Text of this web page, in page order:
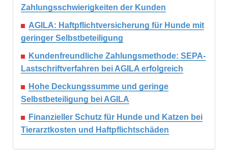
Zahlungsschwierigkeiten der Kunden
AGILA: Haftpflichtversicherung für Hunde mit
geringer Selbstbeteiligung
Kundenfreundliche Zahlungsmethode: SEPA-
Lastschriftverfahren bei AGILA erfolgreich
Hohe Deckungssumme und geringe
Selbstbeteiligung bei AGILA
Finanzieller Schutz für Hunde und Katzen bei
Tierarztkosten und Haftpflichtschäden